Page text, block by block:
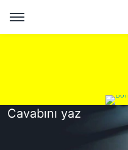
Cavabını yaz